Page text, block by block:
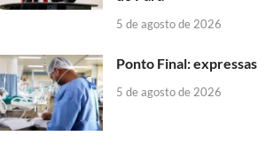
5 de agosto de 2026
Ponto Final: expressas
5 de agosto de 2026